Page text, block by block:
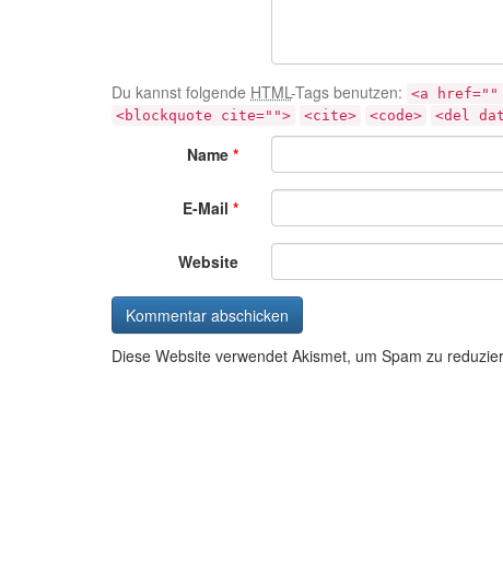
Du kannst folgende HTML-Tags benutzen: <a
<blockquote cite="">
<cite> <code> <del
Name*
E-Mail*
Website
Diese Website verwendet Akismet, um Spam zu